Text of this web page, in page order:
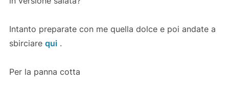
Intanto preparate con me quella dolce e poi andate a
sbirciare qui.
Per la panna cotta